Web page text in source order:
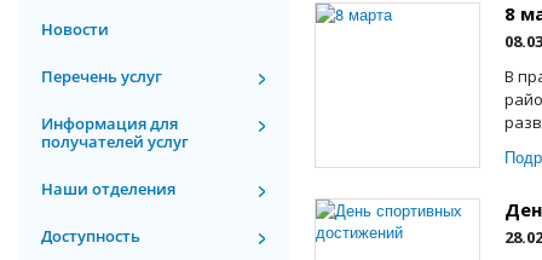
Новости
Перечень услуг
Информация для
получателей услуг
Наши отделения
Доступность
8
В